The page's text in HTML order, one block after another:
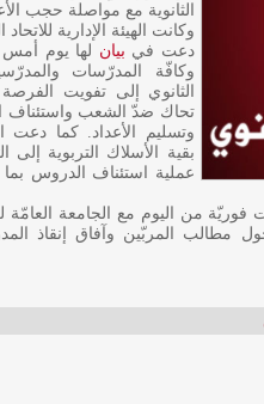
الثانوية مع مواصلة حجب
وكانت الهيئة الإدارية
دعت في بيان لها يوم أمس
وكافّة المدرّسات
الثانوي إلى تفويت
تحاك ضدّ الشعب واستئناف
وتسليم الأعداد. كما دعت
بقية الأسلاك التربوية إلى
عملية استئناف الدروس
من اليوم مع الجامعة العامّة
مطالب المربّين وآفاق إنقاذ